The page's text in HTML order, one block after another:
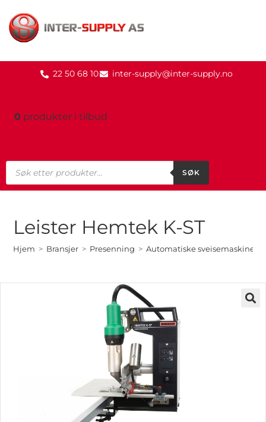
22 50 68 10 inter-supply@inter-supply.no
0 produkter i tilbud
SØK
Leister Hemtek K-ST
Hjem > Bransjer > Presenning > Automatiske sveisemaskiner